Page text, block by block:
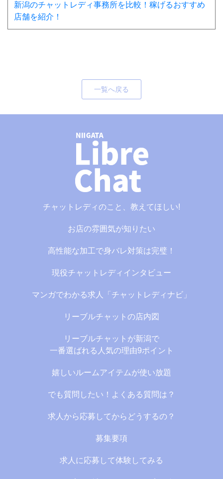
新潟のチャットレディ事務所を比較！稼げるおすすめ
店舗を紹介！
一覧へ戻る
チャットレディのこと、教えてほしい!
お店の雰囲気が知りたい
高性能な加工で身バレ対策は完璧！
現役チャットレディインタビュー
マンガでわかる求人「チャットレディナビ」
リーブルチャットの店内図
リーブルチャットが新潟で
一番選ばれる人気の理由9ポイント
嬉しいルームアイテムが使い放題
でも質問したい！よくある質問は？
求人から応募してからどうするの？
募集要項
求人に応募して体験してみる